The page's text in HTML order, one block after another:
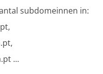
subdomeinnen in:
...